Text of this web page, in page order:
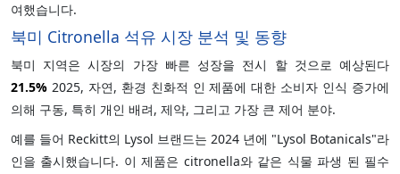
여했습니다.
북미 Citronella 석유 시장 분석 및 동향
북미 지역은 시장의 가장 빠른 성장을 전시 할 것으로 예상된다
21.5% 2025, 자연, 환경 친화적 인 제품에 대한 소비자 인식 증가에
의해 구동, 특히 개인 배려, 제약, 그리고 가장 큰 제어 분야.
예를 들어 Reckitt의 Lysol 브랜드는 2024 년에 "Lysol Botanicals"라
인을 출시했습니다. 이 제품은 citronella와 같은 식물 파생 된 필수